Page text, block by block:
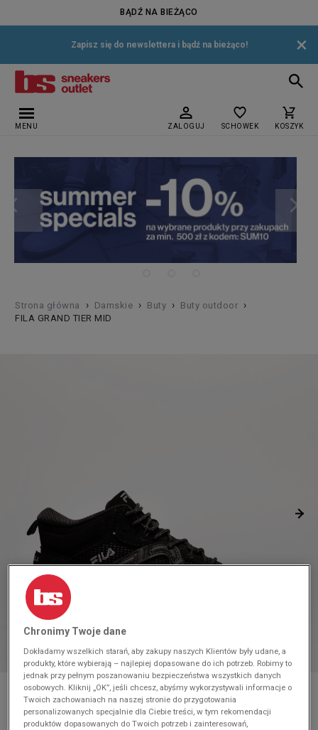
BĄDŹ NA BIEŻĄCO
Zapisz się do newslettera i bądź na bieżąco! ×
MENU ZALOGUJ SCHOWEK KOSZYK
Strona główna › Damskie › Buty › Buty outdoor ›
FILA GRAND TIER MID
* Zdjęcie poglądowe
FILA GRAND TIER MID
Chronimy Twoje dane
Dokładamy wszelkich starań, aby zakupy naszych Klientów były udane, a
produkty, które wybierają – najlepiej dopasowane do ich potrzeb. Robimy to
jednak przy pełnym poszanowaniu bezpieczeństwa wszystkich danych
osobowych. Kliknij „OK”, jeśli chcesz, abyśmy wykorzystywali informacje o
Twoich zachowaniach na naszej stronie do przygotowania
personalizowanych specjalnie dla Ciebie treści, w tym rekomendacji
produktów dopasowanych do Twoich potrzeb i zainteresowań,